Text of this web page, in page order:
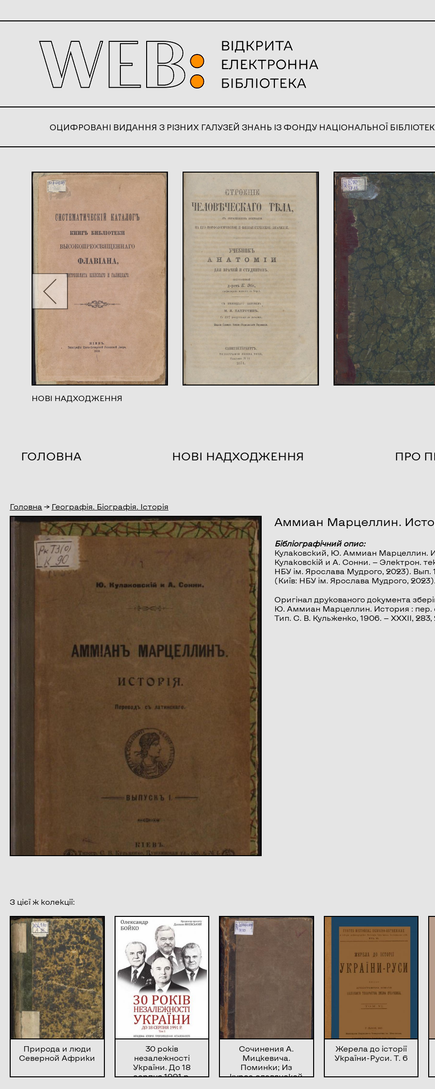
ОЦИФРОВАНІ ВИДАННЯ З РІЗНИХ ГАЛУЗЕЙ ЗНАНЬ ІЗ ФОНДУ НАЦІОНАЛЬНОЇ
НОВІ НАДХОДЖЕННЯ
ГОЛОВНА НОВІ НАДХОДЖЕННЯ ПРО
Головна → Географія. Біографія. Історія
Аммиан Марцеллин.
Бібліографічний опис:
Кулаковский, Ю.Аммиан Марцеллин.
Кулаковскій и А. Сонни. — Электрон.
НБУ ім. Ярослава Мудрого, 2023). Вып.
(Київ: НБУ ім. Ярослава Мудрого, 2023).
Оригінал друкованого документа
Ю. Аммиан Марцеллин. История : пер.
Тип. С. В. Кульженко, 1906. — XXXII, 283,
З цієї ж колекції:
Природа и люди
Северной Африки
30 років
незалежності
України. До 18
серпня 1991 р.
Сочинения А.
Мицкевича.
Поминки; Из
курса славянской
Жерела до історії
України-Руси. Т. 6